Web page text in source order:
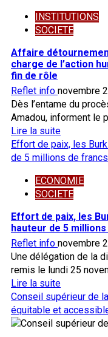
réseau
de
présumés
à
INSTITUTIONS
SOCIETE
Affaire
charge de l’action
fin de rôle
Reflet info novembre
Dès l’entame du
Amadou, informent le
Lire la suiteEn
savoir
plus
Affaire
des
3
milliards
au
ministère
en
charge
de
l’action
humanitaire:
Effort de paix, les
de 5 millions de francs
ECONOMIE
SOCIETE
Effort de paix, les
hauteur de 5
Reflet info novembre
Une délégation de la
remis le lundi 25
Lire la suiteEn
savoir
plus
sur
Conseil supérieur de
équitable et